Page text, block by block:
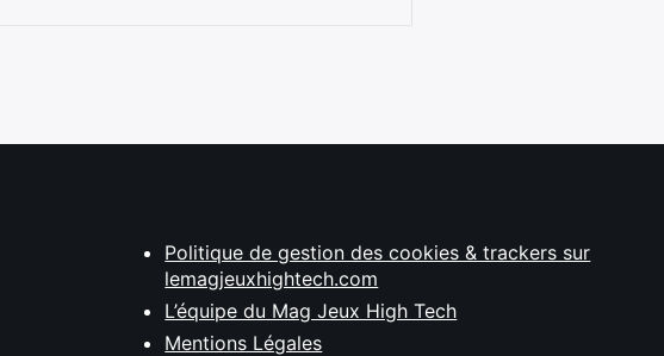
Politique de gestion des cookies & trackers sur
lemagjeuxhightech.com
L’équipe du Mag Jeux High Tech
Mentions Légales